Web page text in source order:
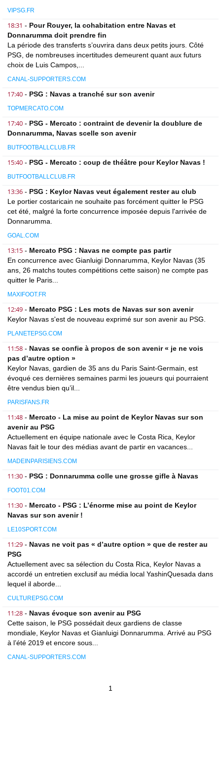
VIPSG.FR
18:31 - Pour Rouyer, la cohabitation entre Navas et
Donnarumma doit prendre fin
La période des transferts s’ouvrira dans deux petits jours. Côté
PSG, de nombreuses incertitudes demeurent quant aux futurs
choix de Luis Campos,...
CANAL-SUPPORTERS.COM
17:40 - PSG : Navas a tranché sur son avenir
TOPMERCATO.COM
17:40 - PSG - Mercato : contraint de devenir la doublure de
Donnarumma, Navas scelle son avenir
BUTFOOTBALLCLUB.FR
15:40 - PSG - Mercato : coup de théâtre pour Keylor Navas !
BUTFOOTBALLCLUB.FR
13:36 - PSG : Keylor Navas veut également rester au club
Le portier costaricain ne souhaite pas forcément quitter le PSG
cet été, malgré la forte concurrence imposée depuis l'arrivée de
Donnarumma.
GOAL.COM
13:15 - Mercato PSG : Navas ne compte pas partir
En concurrence avec Gianluigi Donnarumma, Keylor Navas (35
ans, 26 matchs toutes compétitions cette saison) ne compte pas
quitter le Paris...
MAXIFOOT.FR
12:49 - Mercato PSG : Les mots de Navas sur son avenir
Keylor Navas s'est de nouveau exprimé sur son avenir au PSG.
PLANETEPSG.COM
11:58 - Navas se confie à propos de son avenir « je ne vois
pas d’autre option »
Keylor Navas, gardien de 35 ans du Paris Saint-Germain, est
évoqué ces dernières semaines parmi les joueurs qui pourraient
être vendus bien qu’il...
PARISFANS.FR
11:48 - Mercato - La mise au point de Keylor Navas sur son
avenir au PSG
Actuellement en équipe nationale avec le Costa Rica, Keylor
Navas fait le tour des médias avant de partir en vacances...
MADEINPARISIENS.COM
11:30 - PSG : Donnarumma colle une grosse gifle à Navas
FOOT01.COM
11:30 - Mercato - PSG : L’énorme mise au point de Keylor
Navas sur son avenir !
LE10SPORT.COM
11:29 - Navas ne voit pas « d’autre option » que de rester au
PSG
Actuellement avec sa sélection du Costa Rica, Keylor Navas a
accordé un entretien exclusif au média local YashinQuesada dans
lequel il aborde...
CULTUREPSG.COM
11:28 - Navas évoque son avenir au PSG
Cette saison, le PSG possédait deux gardiens de classe
mondiale, Keylor Navas et Gianluigi Donnarumma. Arrivé au PSG
à l’été 2019 et encore sous...
CANAL-SUPPORTERS.COM
1